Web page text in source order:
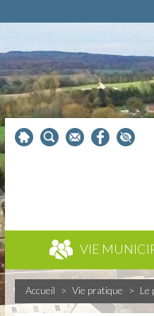
VIE
Accueil > Vie pratique > Le